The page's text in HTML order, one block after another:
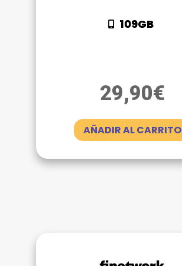
109GB
29,90€
AÑADIR AL CARRITO